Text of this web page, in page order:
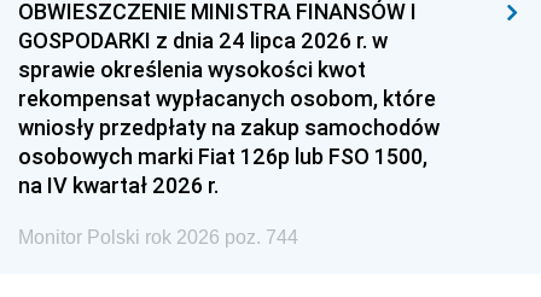
OBWIESZCZENIE MINISTRA FINANSÓW I
GOSPODARKI z dnia 24 lipca 2026 r. w
sprawie określenia wysokości kwot
rekompensat wypłacanych osobom, które
wniosły przedpłaty na zakup samochodów
osobowych marki Fiat 126p lub FSO 1500,
na IV kwartał 2026 r.
Monitor Polski rok 2026 poz. 744